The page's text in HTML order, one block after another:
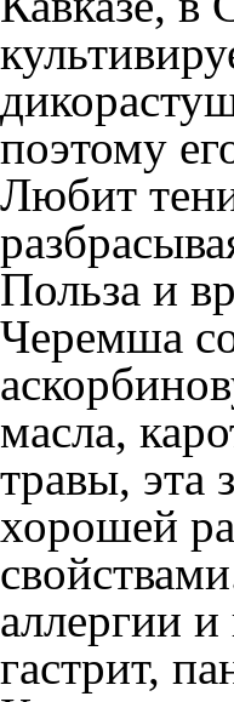
поэтому
Любит
Польза и
Черемша
масла,
травы, эта
хорошей
аллергии
гастрит,